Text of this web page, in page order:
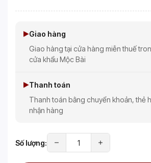
Giao hàng
Giao hàng tại cửa hàng miễn thuế
cửa khẩu Mộc Bài
Thanh toán
Thanh toán bằng chuyển khoản, thẻ
nhận hàng
Số lượng: